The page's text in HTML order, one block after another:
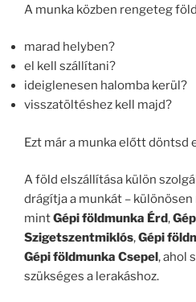
A munka közben rengeteg
marad helyben?
el kell szállítani?
ideiglenesen halomba kerül?
visszatöltéshez kell majd?
Ezt már a munka előtt döntsd
A föld elszállítása külön
drágítja a munkát –
mintGépi földmunka Érd,
Szigetszentmiklós,Gépi
Gépi földmunka Csepel , ahol
szükséges a lerakáshoz.